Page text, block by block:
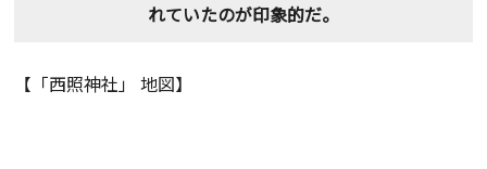
れていたのが印象的だ。
【「西照神社」 地図】